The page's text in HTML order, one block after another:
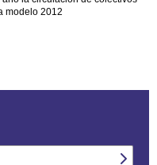
modelo 2012